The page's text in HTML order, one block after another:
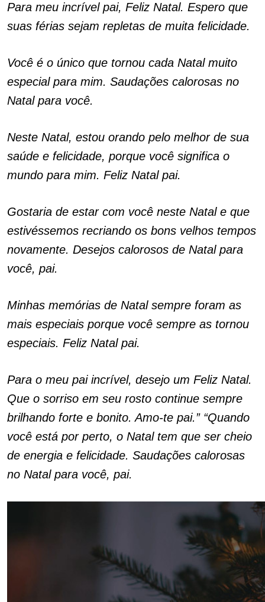
Para meu incrível pai, Feliz Natal. Espero que
suas férias sejam repletas de muita felicidade.
Você é o único que tornou cada Natal muito
especial para mim. Saudações calorosas no
Natal para você.
Neste Natal, estou orando pelo melhor de sua
saúde e felicidade, porque você significa o
mundo para mim. Feliz Natal pai.
Gostaria de estar com você neste Natal e que
estivéssemos recriando os bons velhos tempos
novamente. Desejos calorosos de Natal para
você, pai.
Minhas memórias de Natal sempre foram as
mais especiais porque você sempre as tornou
especiais. Feliz Natal pai.
Para o meu pai incrível, desejo um Feliz Natal.
Que o sorriso em seu rosto continue sempre
brilhando forte e bonito. Amo-te pai.” “Quando
você está por perto, o Natal tem que ser cheio
de energia e felicidade. Saudações calorosas
no Natal para você, pai.